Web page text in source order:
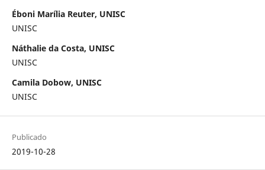
Éboni Marília Reuter, UNISC
UNISC
Náthalie da Costa, UNISC
UNISC
Camila Dobow, UNISC
UNISC
Publicado
2019-10-28